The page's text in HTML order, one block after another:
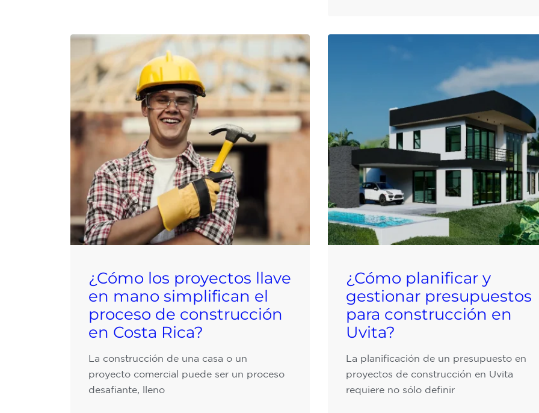
¿Cómo los proyectos llave
en mano simplifican el
proceso de construcción
en Costa Rica?
La construcción de una casa o un
proyecto comercial puede ser un proceso
desafiante, lleno
¿Cómo planificar y
gestionar presupuestos
para construcción en
Uvita?
La planificación de un presupuesto en
proyectos de construcción en Uvita
requiere no sólo definir